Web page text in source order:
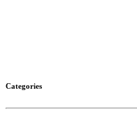
Categories